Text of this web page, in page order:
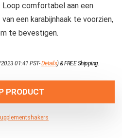
Loop comfortabel aan een
een karabijnhaak te voorzien,
te bevestigen.
01:41 PST-Details)&FREE Shipping.
PRODUCT